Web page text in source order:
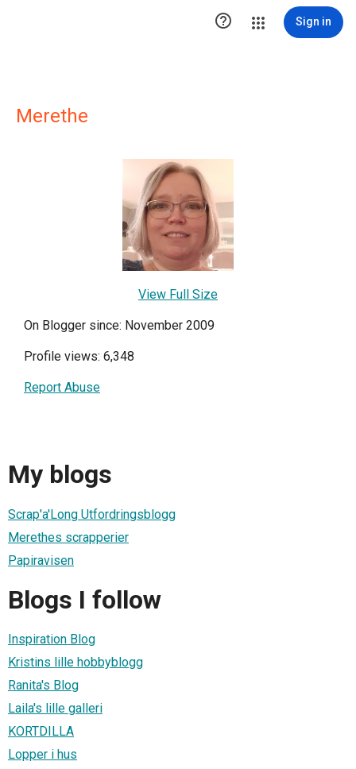
 Sign in
Merethe
View Full Size
On Blogger since: November 2009
Profile views: 6,348
Report Abuse
My blogs
Scrap'a'Long Utfordringsblogg
Merethes scrapperier
Papiravisen
Blogs I follow
Inspiration Blog
Kristins lille hobbyblogg
Ranita's Blog
Laila's lille galleri
KORTDILLA
Lopper i hus